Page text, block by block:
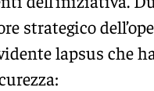
strategico
lapsus che